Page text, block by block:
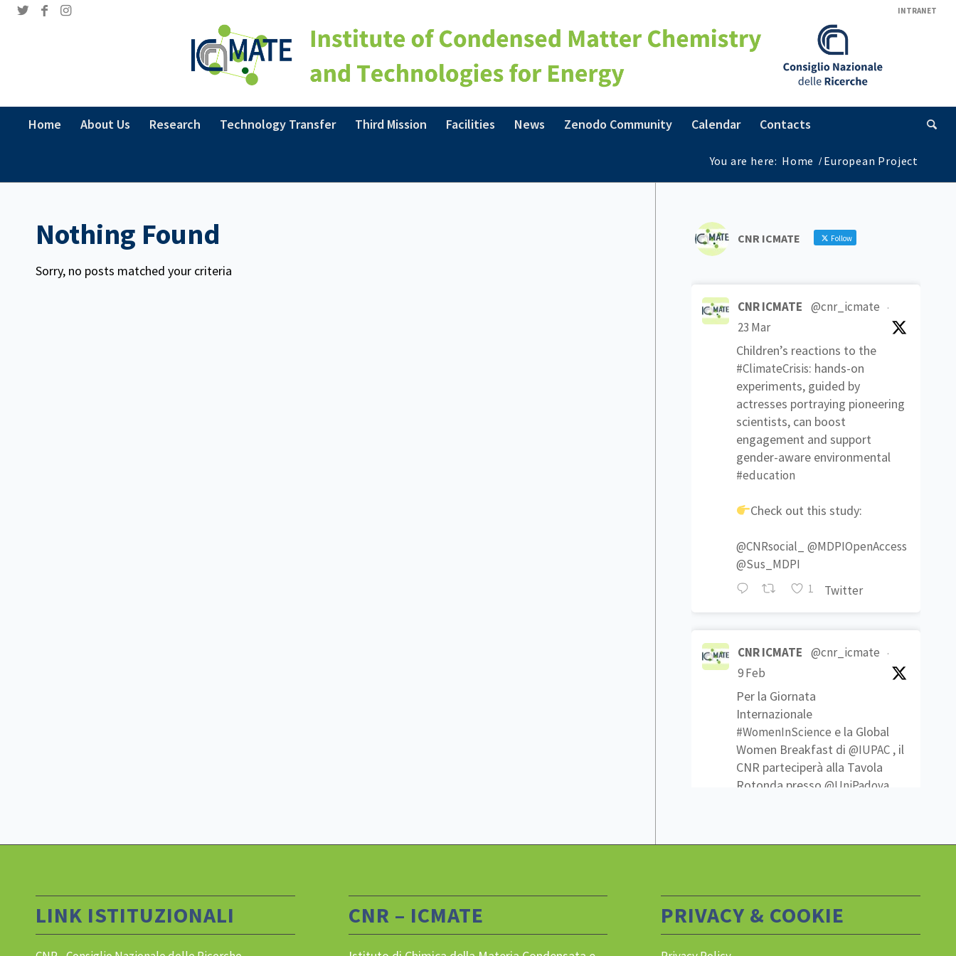
INTRANET
Home About Us Research Technology Transfer Third Mission Facilities News Zenodo Community Calendar Contacts
You are here: Home / European Project
Nothing Found
Sorry, no posts matched your criteria
CNR ICMATE Follow
CNR ICMATE @cnr_icmate ·
23 Mar
Children’s reactions to the
#ClimateCrisis: hands-on
experiments, guided by
actresses portraying pioneering
scientists, can boost
engagement and support
gender-aware environmental
#education
Check out this study:
@CNRsocial_
@MDPIOpenAccess
@Sus_MDPI
1 Twitter
CNR ICMATE @cnr_icmate ·
9 Feb
Per la Giornata
Internazionale
#WomenInScience e la Global
Women Breakfast di @IUPAC, il
CNR parteciperà alla Tavola
Rotonda presso @UniPadova
1 2
LINK ISTITUZIONALI CNR – ICMATE PRIVACY & COOKIE